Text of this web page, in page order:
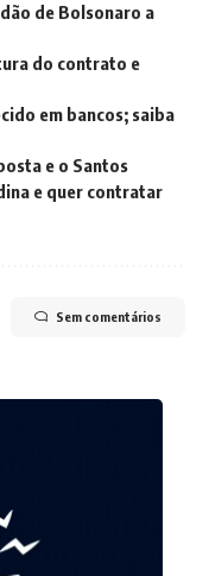
de Bolsonaro a
do contrato e
em bancos; saiba
e o Santos
e quer contratar
Sem comentários